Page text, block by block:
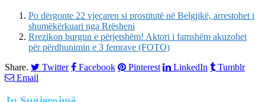
Po dërgonte 22 vjeçaren si prostitutë në Belgjikë, arrestohet i
shumëkërkuari nga Rrësheni
Rrezikon burgun e përjetshëm! Aktori i famshëm akuzohet
për përdhunimin e 3 femrave (FOTO)
Share.
Twitter Facebook Pinterest LinkedIn
Tumblr
Email